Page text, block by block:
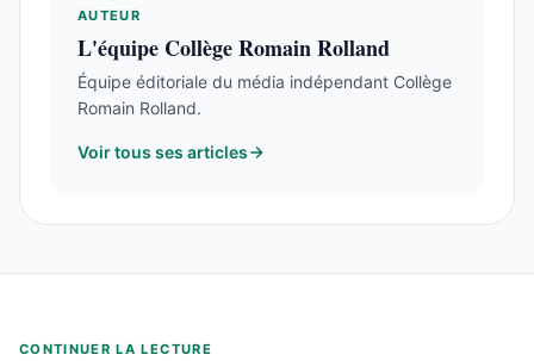
AUTEUR
L'équipe Collège Romain Rolland
Équipe éditoriale du média indépendant Collège
Romain Rolland.
Voir tous ses articles
CONTINUER LA LECTURE